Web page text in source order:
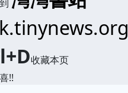
收藏本页
!!